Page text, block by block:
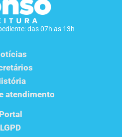
das 07h as 13h
atendimento
Portal
LGPD